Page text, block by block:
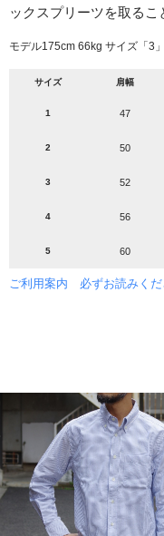
ックスプリーツを取るこ
モデル175cm 66kg サイズ「3
サイズ 肩幅
1 47
2 50
3 52
4 56
5 60
ご利用案内 必ずお読みくだ